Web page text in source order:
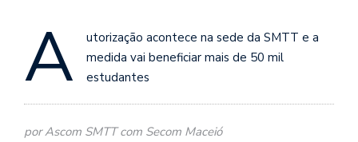
A
utorização acontece na sede da SMTT e a
medida vai beneficiar mais de 50 mil
estudantes
por Ascom SMTT com Secom Maceió